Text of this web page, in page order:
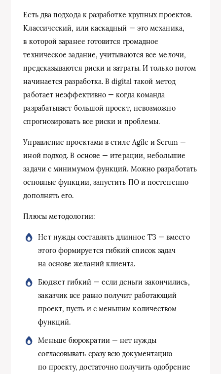
Есть два подхода к разработке крупных проектов.
Классический, или каскадный — это механика,
в которой заранее готовится громадное
техническое задание, учитываются все мелочи,
предсказываются риски и затраты. И только потом
начинается разработка. В digital такой метод
работает неэффективно — когда команда
разрабатывает большой проект, невозможно
спрогнозировать все риски и проблемы.
Управление проектами в стиле Agile и Scrum —
иной подход. В основе — итерации, небольшие
задачи с минимумом функций. Можно разработать
основные функции, запустить ПО и постепенно
дополнять его.
Плюсы методологии:
Нет нужды составлять длинное ТЗ — вместо
этого формируется гибкий список задач
на основе желаний клиента.
Бюджет гибкий — если деньги закончились,
заказчик все равно получит работающий
проект, пусть и с меньшим количеством
функций.
Меньше бюрократии — нет нужды
согласовывать сразу всю документацию
по проекту, достаточно получить одобрение